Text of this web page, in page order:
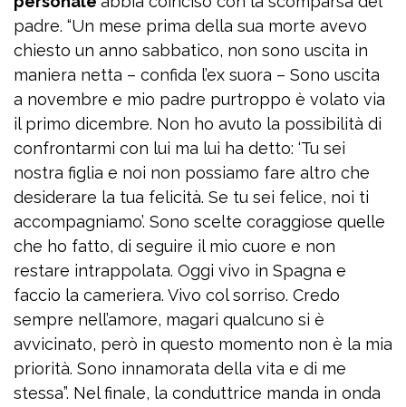
padre. “Un mese prima della sua morte avevo
chiesto un anno sabbatico, non sono uscita in
maniera netta – confida l’ex suora – Sono uscita
a novembre e mio padre purtroppo è volato via
il primo dicembre. Non ho avuto la possibilità di
confrontarmi con lui ma lui ha detto: ‘Tu sei
nostra figlia e noi non possiamo fare altro che
desiderare la tua felicità. Se tu sei felice, noi ti
accompagniamo’. Sono scelte coraggiose quelle
che ho fatto, di seguire il mio cuore e non
restare intrappolata. Oggi vivo in Spagna e
faccio la cameriera. Vivo col sorriso. Credo
sempre nell’amore, magari qualcuno si è
avvicinato, però in questo momento non è la mia
priorità. Sono innamorata della vita e di me
stessa”. Nel finale, la conduttrice manda in onda